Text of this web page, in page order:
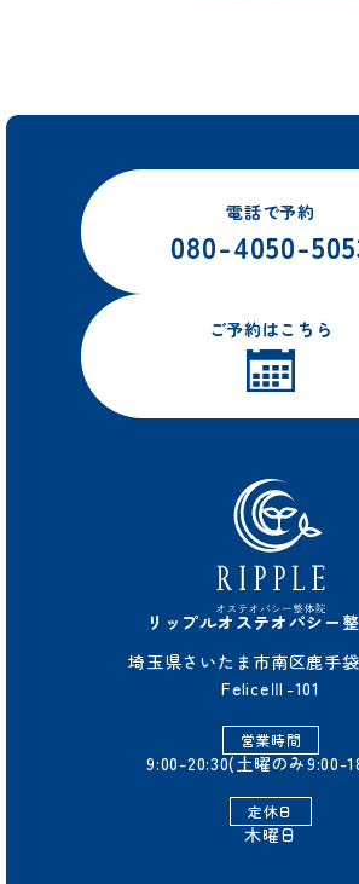
電話で予約
080-4050-
ご予約はこちら
リップルオステオパシー
埼玉県さいたま市南区鹿手
FeliceⅢ-101
営業時間
9:00-20:30(土曜のみ9:00-
定休日
木曜日